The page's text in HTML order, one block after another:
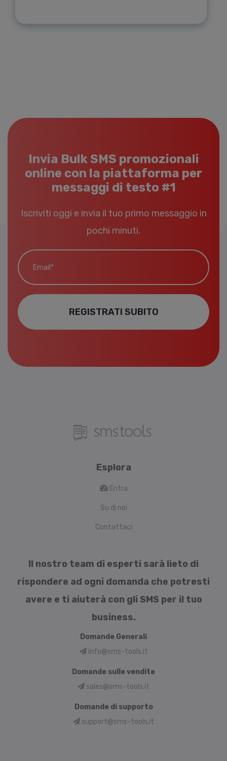
Invia Bulk SMS promozionali
online con la piattaforma per
messaggi di testo #1
Iscriviti oggi e invia il tuo primo messaggio in
pochi minuti.
Email*
REGISTRATI SUBITO
Esplora
Entra
Su di noi
Contattaci
Il nostro team di esperti sarà lieto di
rispondere ad ogni domanda che potresti
avere e ti aiuterà con gli SMS per il tuo
business.
Domande Generali
info@sms-tools.it
Domande sulle vendite
sales@sms-tools.it
Domande di supporto
support@sms-tools.it